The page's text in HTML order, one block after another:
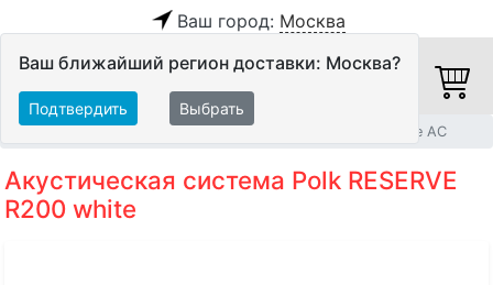
Ваш город: Москва
Ваш ближайший регион доставки: Москва?
Подтвердить Выбрать
Полочные и настенные АС
Акустическая система Polk RESERVE
R200 white